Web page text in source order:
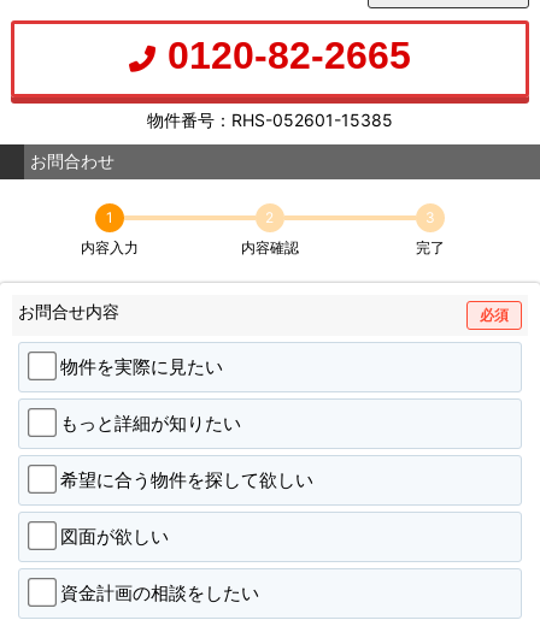
0120-82-2665
物件番号：RHS-052601-15385
お問合わせ
1
内容入力
2
内容確認
3
完了
お問合せ内容 必須
物件を実際に見たい
もっと詳細が知りたい
希望に合う物件を探して欲しい
図面が欲しい
資金計画の相談をしたい